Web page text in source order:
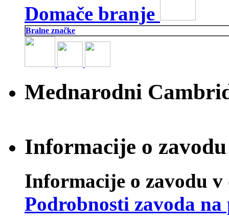
Domače branje
Bralne značke
Mednarodni
Informacije o
Informacije o zavodu
Podrobnosti zavoda